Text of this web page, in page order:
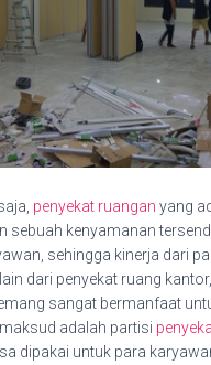
penyekat ruangan yang
sebuah kenyamanan
sehingga kinerja dari
dari penyekat ruang
sangat bermanfaat
adalah partisi
dipakai untuk para